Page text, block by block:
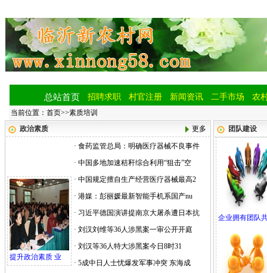
总站首页 招聘求职 村官注册 新闻资讯 二手市场 农
当前位置： 首页>>素质培训
政治素质
更多
提升政治素质 业
· 食药监管总局：明确医疗器械不良事件
· 中国多地加速秸秆综合利用“狙击”空
· 中国规定擅自生产经营医疗器械最高2
· 港媒：彭丽媛最新智能手机系国产nu
· 习近平德国演讲提南京大屠杀遭日本抗
· 刘汉刘维等36人涉黑案一审公开开庭
· 刘汉等36人特大涉黑案今日8时31
· 5成中日人士忧爆发军事冲突 东海成
团队建设
企业拥有团队